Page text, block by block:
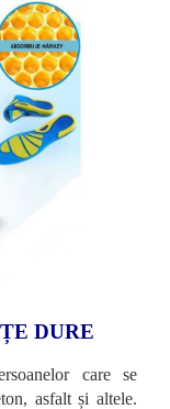
DURE
care se
asfalt și altele.